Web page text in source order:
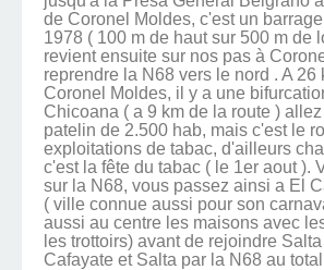
de Coronel Moldes, c'est un
1978 ( 100 m de haut sur 500 m de
revient ensuite sur nos pas à
reprendre la N68 vers le nord . A 26
Coronel Moldes, il y a une
Chicoana ( a 9 km de la route ) allez
patelin de 2.500 hab, mais c'est le
exploitations de tabac, d'ailleurs
c'est la fête du tabac ( le 1er aout ).
sur la N68, vous passez ainsi a El
( ville connue aussi pour son
aussi au centre les maisons avec
les trottoirs) avant de rejoindre
Cafayate et Salta par la N68 au